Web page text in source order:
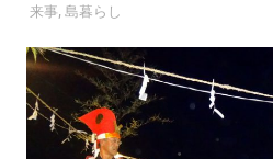
来事,島暮らし